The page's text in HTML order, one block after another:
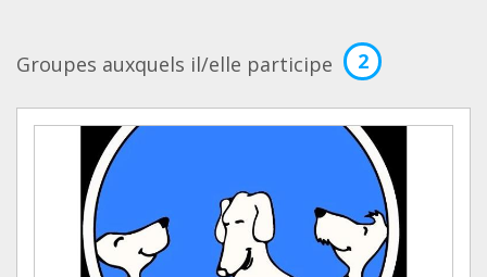
Groupes auxquels il/elle participe 2